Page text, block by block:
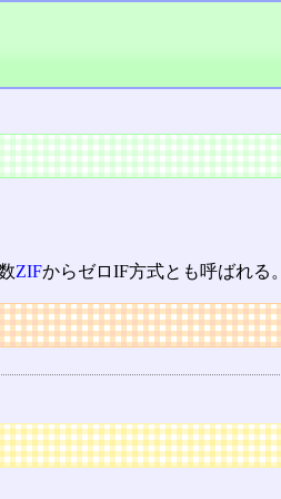
ZIFからゼロIF方式とも呼ばれる。